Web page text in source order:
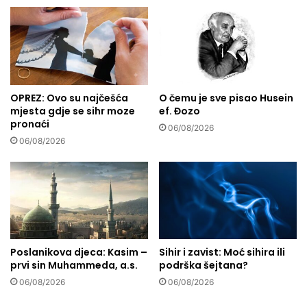
b
a
n
i
m
r
a
j
u
m
t
v
e
t
e
r
r
d
a
r
o
v
a
M
e
k
i
M
e
d
i
n
i
i
OPREZ: Ovo su najčešća
mjesta gdje se sihr moze
pronaći
06/08/2026
O čemu je sve pisao Husein
ef. Đozo
06/08/2026
Poslanikova djeca: Kasim –
prvi sin Muhammeda, a.s.
06/08/2026
Sihir i zavist: Moć sihira ili
podrška šejtana?
06/08/2026